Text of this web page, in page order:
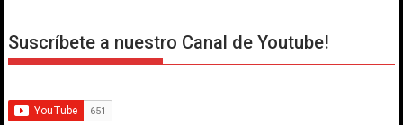
Suscríbete a nuestro Canal de Youtube!